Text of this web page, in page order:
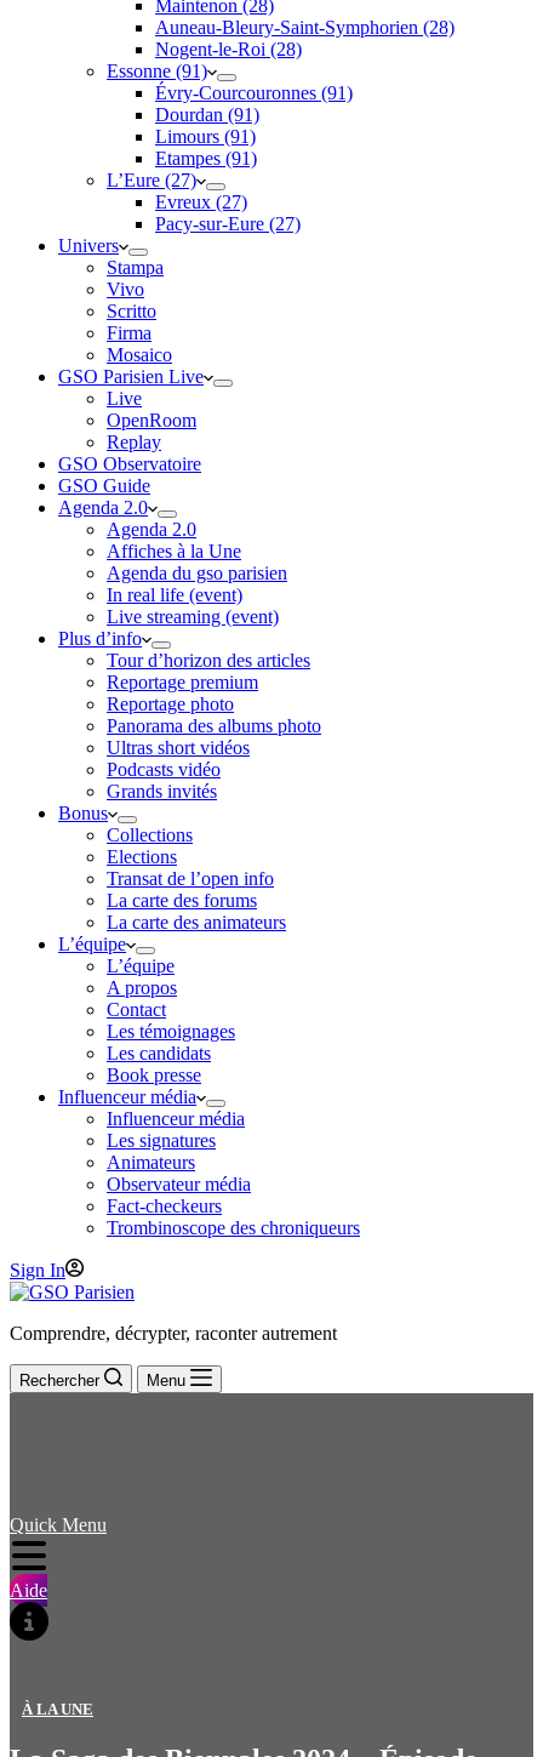
Maintenon (28)
Auneau-Bleury-Saint-Symphorien (28)
Nogent-le-Roi (28)
Essonne (91)
Évry-Courcouronnes (91)
Dourdan (91)
Limours (91)
Etampes (91)
L’Eure (27)
Evreux (27)
Pacy-sur-Eure (27)
Univers
Stampa
Vivo
Scritto
Firma
Mosaico
GSO Parisien Live
Live
OpenRoom
Replay
GSO Observatoire
GSO Guide
Agenda 2.0
Agenda 2.0
Affiches à la Une
Agenda du gso parisien
In real life (event)
Live streaming (event)
Plus d’info
Tour d’horizon des articles
Reportage premium
Reportage photo
Panorama des albums photo
Ultras short vidéos
Podcasts vidéo
Grands invités
Bonus
Collections
Elections
Transat de l’open info
La carte des forums
La carte des animateurs
L’équipe
L’équipe
A propos
Contact
Les témoignages
Les candidats
Book presse
Influenceur média
Influenceur média
Les signatures
Animateurs
Observateur média
Fact-checkeurs
Trombinoscope des chroniqueurs
Sign In
Comprendre, décrypter, raconter autrement
Rechercher Menu
Quick Menu
Aide
À LA UNE